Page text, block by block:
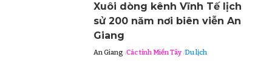
Xuôi dòng kênh Vĩnh Tế lịch
sử 200 năm nơi biên viễn An
Giang
An Giang Các tỉnh Miền Tây Du lịch